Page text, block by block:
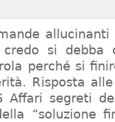
credo si debba
perché si
Risposta
Affari segreti
“soluzione